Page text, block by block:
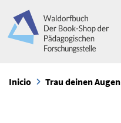
Inicio Trau deinen Augen